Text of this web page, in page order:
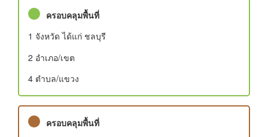
ครอบคลุมพื้นที่
1 จังหวัด ได้แก่ ชลบุรี
2 อําเภอ/เขต
4 ตำบล/แขวง
ครอบคลุมพื้นที่